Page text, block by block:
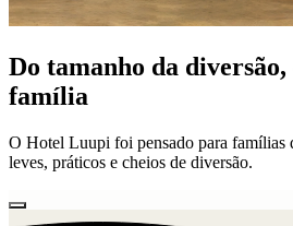
Do tamanho da diversão,
família
O Hotel Luupi foi pensado para famílias
leves, práticos e cheios de diversão.